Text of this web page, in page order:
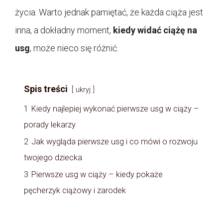
życia. Warto jednak pamiętać, że każda ciąża jest
inna, a dokładny moment, kiedy widać ciążę na
usg, może nieco się różnić.
Spis treści ukryj
1 Kiedy najlepiej wykonać pierwsze usg w ciąży –
porady lekarzy
2 Jak wygląda pierwsze usg i co mówi o rozwoju
twojego dziecka
3 Pierwsze usg w ciąży – kiedy pokaże
pęcherzyk ciążowy i zarodek